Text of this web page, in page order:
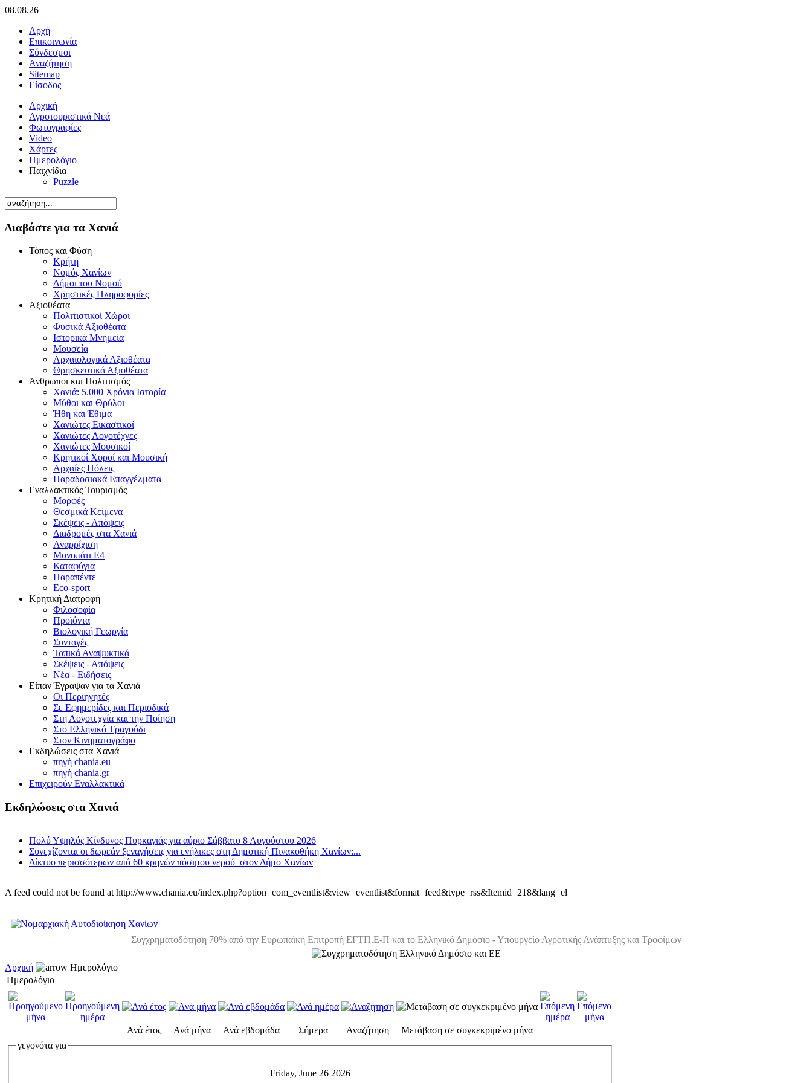
08.08.26
Αρχή
Επικοινωνία
Σύνδεσμοι
Αναζήτηση
Sitemap
Είσοδος
Αρχική
Αγροτουριστικά Νεά
Φωτογραφίες
Video
Χάρτες
Ημερολόγιο
Παιχνίδια
Puzzle
Διαβάστε για τα Χανιά
Τόπος και Φύση
Κρήτη
Νομός Χανίων
Δήμοι του Νομού
Χρηστικές Πληροφορίες
Αξιοθέατα
Πολιτιστικοί Χώροι
Φυσικά Αξιοθέατα
Ιστορικά Μνημεία
Μουσεία
Αρχαιολογικά Αξιοθέατα
Θρησκευτικά Αξιοθέατα
Άνθρωποι και Πολιτισμός
Χανιά: 5.000 Χρόνια Ιστορία
Μύθοι και Θρύλοι
Ήθη και Έθιμα
Χανιώτες Εικαστικοί
Χανιώτες Λογοτέχνες
Χανιώτες Μουσικοί
Κρητικοί Χοροί και Μουσική
Αρχαίες Πόλεις
Παραδοσιακά Επαγγέλματα
Εναλλακτικός Τουρισμός
Μορφές
Θεσμικά Κείμενα
Σκέψεις - Απόψεις
Διαδρομές στα Χανιά
Αναρρίχιση
Μονοπάτι Ε4
Καταφύγια
Παραπέντε
Eco-sport
Κρητική Διατροφή
Φιλοσοφία
Προϊόντα
Βιολογική Γεωργία
Συνταγές
Τοπικά Αναψυκτικά
Σκέψεις - Απόψεις
Νέα - Ειδήσεις
Είπαν Έγραψαν για τα Χανιά
Οι Περιηγητές
Σε Εφημερίδες και Περιοδικά
Στη Λογοτεχνία και την Ποίηση
Στο Ελληνικό Τραγούδι
Στον Κινηματογράφο
Εκδηλώσεις στα Χανιά
πηγή chania.eu
πηγή chania.gr
Επιχειρούν Εναλλακτικά
Εκδηλώσεις στα Χανιά
Πολύ Υψηλός Κίνδυνος Πυρκαγιάς για αύριο Σάββατο 8 Αυγούστου 2026
Συνεχίζονται οι δωρεάν ξεναγήσεις για ενήλικες στη Δημοτική Πινακοθήκη Χανίων:...
Δίκτυο περισσότερων από 60 κρηνών πόσιμου νερού στον Δήμο Χανίων
A feed could not be found at http://www.chania.eu/index.php?option=com_eventlist&view=eventlist&format=feed&type=rss&Itemid=218&lang=el
Συγχρηματοδότηση 70% από την Ευρωπαϊκή Επιτροπή ΕΓΤΠ.Ε-Π και το Ελληνικό Δημόσιο - Υπουργείο Αγροτικής Ανάπτυξης και Τροφίμων
Αρχική
Ημερολόγιο
Ημερολόγιο
Ανά έτος Ανά μήνα Ανά εβδομάδα Σήμερα Αναζήτηση
Μετάβαση σε συγκεκριμένο μήνα
γεγονότα για
Friday, June 26 2026